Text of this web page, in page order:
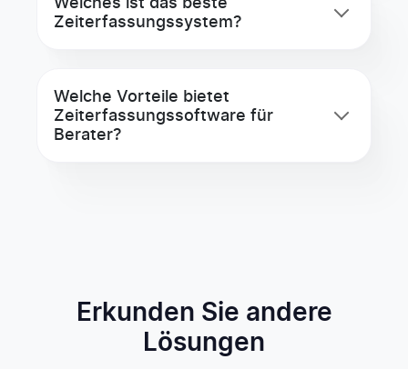
Welches ist das beste
Zeiterfassungssystem?
Welche Vorteile bietet
Zeiterfassungssoftware für
Berater?
Erkunden Sie andere
Lösungen